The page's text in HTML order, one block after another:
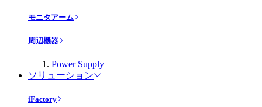
モニタアーム
周辺機器
Power Supply
ソリューション
iFactory